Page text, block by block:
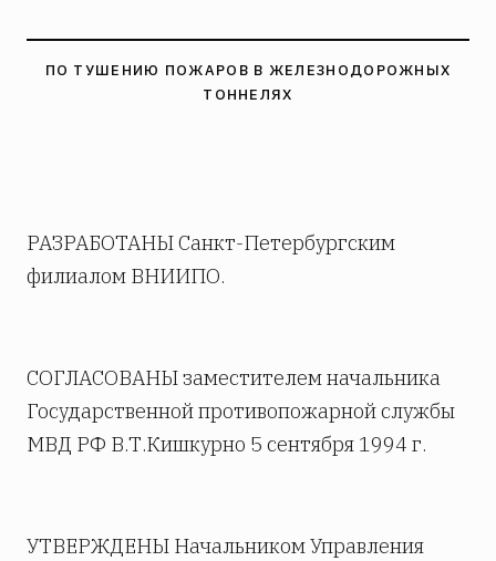
ПО ТУШЕНИЮ ПОЖАРОВ В ЖЕЛЕЗНОДОРОЖНЫХ
ТОННЕЛЯХ
РАЗРАБОТАНЫ Санкт-Петербургским
филиалом ВНИИПО.
СОГЛАСОВАНЫ заместителем начальника
Государственной противопожарной службы
МВД РФ В.Т.Кишкурно 5 сентября 1994 г.
УТВЕРЖДЕНЫ Начальником Управления